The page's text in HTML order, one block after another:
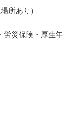
所あり）
労災保険・厚生年